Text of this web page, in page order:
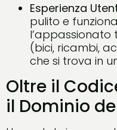
Esperienza
pulito e
l’appassionato
(bici, ricambi,
che si trova in
Oltre il
il Dominio